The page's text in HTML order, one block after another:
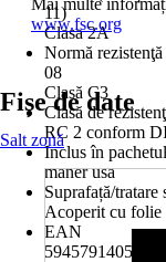
11)
Clasa 2A
Normă
08
Clasă C3
Clasă de
RC 2 conform
Inclus în
maner usa
Suprafață/tratare
Acoperit cu folie
EAN
5945791405250
Mai multe
www.fsc.org
Fișe de date
Salt zonă